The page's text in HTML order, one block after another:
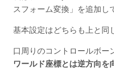
スフォーム変換」を追加し
基本設定はどちらも上と同
口周りのコントロールボー
ワールド座標とは逆方向を